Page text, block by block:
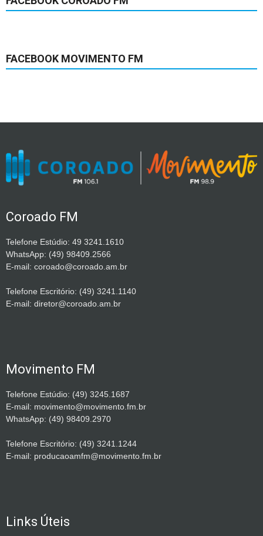
FACEBOOK MOVIMENTO FM
Coroado FM
Telefone Estúdio: 49 3241.1610
WhatsApp: (49) 98409.2566
E-mail: coroado@coroado.am.br
Telefone Escritório: (49) 3241.1140
E-mail: diretor@coroado.am.br
Movimento FM
Telefone Estúdio: (49) 3245.1687
E-mail: movimento@movimento.fm.br
WhatsApp: (49) 98409.2970
Telefone Escritório: (49) 3241.1244
E-mail: producaoamfm@movimento.fm.br
Links Úteis